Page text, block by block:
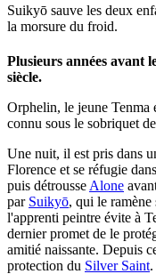
Suikyō sauve les deux
la morsure du froid.
Plusieurs années avant
siècle.
Orphelin, le jeune Tenma
connu sous le sobriquet
Une nuit, il est pris dans
Florence et se réfugie
puis détrousse Alone
par Suikyō, qui le
l'apprenti peintre évite à
dernier promet de le
amitié naissante. Depuis
protection du Silver Saint.